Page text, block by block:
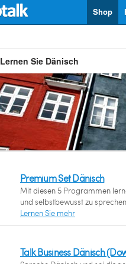
Shop
Lernen Sie Dänisch
Premium Set Dänisch
Mit diesen 5 Programmen
und selbstbewusst zu
Lernen Sie mehr
Talk Business Dänisch